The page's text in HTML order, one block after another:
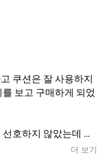
쿠션은 잘 사용하지
보고 구매하게 되었
호하지 않았는데 이
도 얇게 발리는데 브
더 보기